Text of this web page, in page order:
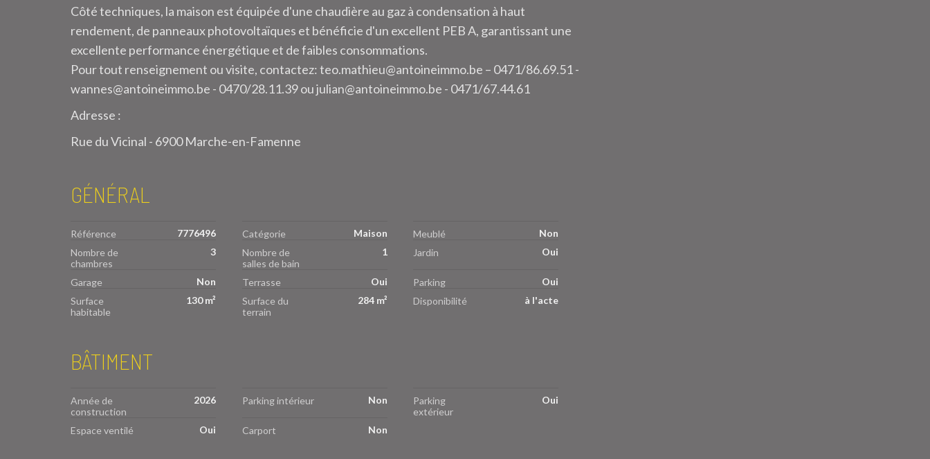
Côté techniques, la maison est équipée d'une chaudière au gaz à condensation à haut
rendement, de panneaux photovoltaïques et bénéficie d'un excellent PEB A, garantissant une
excellente performance énergétique et de faibles consommations.
Pour tout renseignement ou visite, contactez: teo.mathieu@antoineimmo.be – 0471/86.69.51 -
wannes@antoineimmo.be - 0470/28.11.39 ou julian@antoineimmo.be - 0471/67.44.61
Adresse :
Rue du Vicinal - 6900 Marche-en-Famenne
GÉNÉRAL
Référence 7776496 Catégorie Maison Meublé
Non
Nombre de
chambres
3
Nombre de
salles de bain
1 Jardin Oui
Garage Non Terrasse Oui Parking
Oui
Surface
habitable
130 m²
Surface du
terrain
284 m² Disponibilité à l'acte
BÂTIMENT
Année de
construction
2026 Parking intérieur Non
Parking
extérieur
Oui
Espace ventilé Oui Carport Non